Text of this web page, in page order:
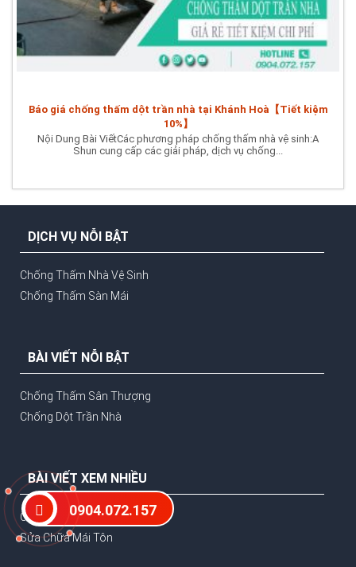
Báo giá chống thấm dột trần nhà tại Khánh Hoà【Tiết kiệm
10%】
Nội Dung Bài ViếtCác phương pháp chống thấm nhà vệ sinh:A
Shun cung cấp các giải pháp, dịch vụ chống...
DỊCH VỤ NỖI BẬT
Chống Thấm Nhà Vệ Sinh
Chống Thấm Sàn Mái
BÀI VIẾT NỖI BẬT
Chống Thấm Sân Thượng
Chống Dột Trần Nhà
BÀI VIẾT XEM NHIỀU
Công Ty Chống Dột
Sửa Chữa Mái Tôn
0904.072.157